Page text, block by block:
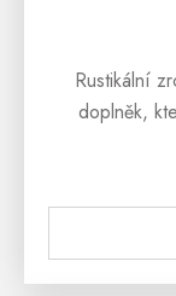
Rustikální
doplněk,